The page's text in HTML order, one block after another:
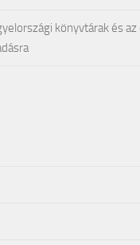
könyvtárak és